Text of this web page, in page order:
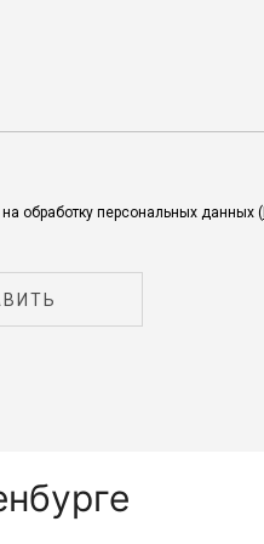
обработку персональных данных (